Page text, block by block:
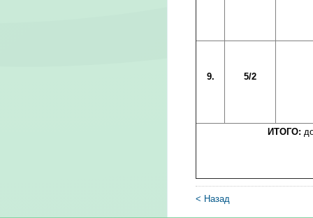
9. 5/2
ИТОГО:
< Назад